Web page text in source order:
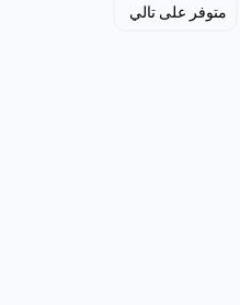
متوفر على تالي